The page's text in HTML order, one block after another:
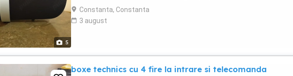
5
modifica sunetul de la ...
Constanta, Constanta
3 august
boxe technics cu 4 fire la intrare si telecomanda